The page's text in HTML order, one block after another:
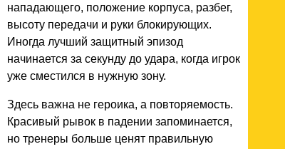
нападающего, положение корпуса, разбег,
высоту передачи и руки блокирующих.
Иногда лучший защитный эпизод
начинается за секунду до удара, когда игрок
уже сместился в нужную зону.
Здесь важна не героика, а повторяемость.
Красивый рывок в падении запоминается,
но тренеры больше ценят правильную